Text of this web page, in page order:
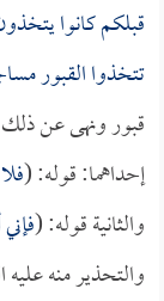
قبلكم كانوا
تتخذوا القبور
قبور ونهى عن
إحداهما: قوله: (
والثانية قوله: (
والتحذير منه